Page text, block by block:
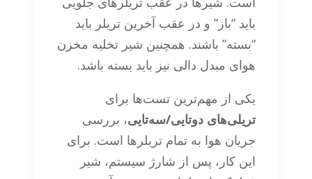
باید “باز” و در عقب آخرین تریلر باید
“بسته” باشند. همچنین شیر تخلیه مخزن
هوای مبدل دالی نیز باید بسته باشد.
یکی از مهم‌ترین تست‌ها برای
تریلی‌های دوتایی/سه‌تایی، بررسی
جریان هوا به تمام تریلرها است. برای
این کار، پس از شارژ سیستم، شیر